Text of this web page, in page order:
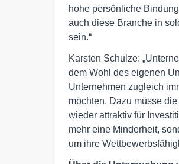
hohe persönliche
auch diese Branche in
sein.“
Karsten Schulze:
dem Wohl des eigenen
Unternehmen zugleich
möchten. Dazu müsse
wieder attraktiv für
mehr eine Minderheit,
um ihre